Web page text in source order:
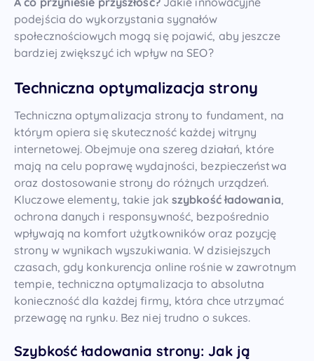
podejścia do wykorzystania sygnałów
społecznościowych mogą się pojawić, aby jeszcze
bardziej zwiększyć ich wpływ na SEO?
Techniczna optymalizacja strony
Techniczna optymalizacja strony to fundament, na
którym opiera się skuteczność każdej witryny
internetowej. Obejmuje ona szereg działań, które
mają na celu poprawę wydajności, bezpieczeństwa
oraz dostosowanie strony do różnych urządzeń.
Kluczowe elementy, takie jak szybkość ładowania,
ochrona danych i responsywność, bezpośrednio
wpływają na komfort użytkowników oraz pozycję
strony w wynikach wyszukiwania. W dzisiejszych
czasach, gdy konkurencja online rośnie w zawrotnym
tempie, techniczna optymalizacja to absolutna
konieczność dla każdej firmy, która chce utrzymać
przewagę na rynku. Bez niej trudno o sukces.
Szybkość ładowania strony: Jak ją